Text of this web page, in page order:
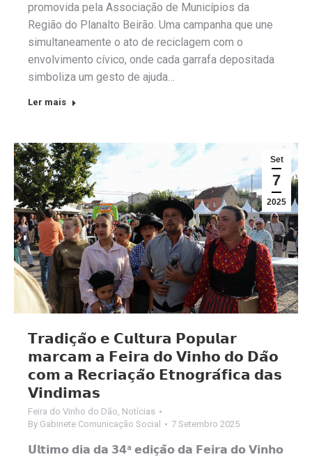
promovida pela Associação de Municípios da
Região do Planalto Beirão. Uma campanha que une
simultaneamente o ato de reciclagem com o
envolvimento cívico, onde cada garrafa depositada
simboliza um gesto de ajuda…
Ler mais
Set
7
2025
𝗧𝗿𝗮𝗱𝗶𝗰̧𝗮̃𝗼 𝗲 𝗖𝘂𝗹𝘁𝘂𝗿𝗮 𝗣𝗼𝗽𝘂𝗹𝗮𝗿
𝗺𝗮𝗿𝗰𝗮𝗺 𝗮 𝗙𝗲𝗶𝗿𝗮 𝗱𝗼 𝗩𝗶𝗻𝗵𝗼 𝗱𝗼 𝗗𝗮̃𝗼
𝗰𝗼𝗺 𝗮 𝗥𝗲𝗰𝗿𝗶𝗮𝗰̧𝗮̃𝗼 𝗘𝘁𝗻𝗼𝗴𝗿𝗮́𝗳𝗶𝗰𝗮 𝗱𝗮𝘀
𝗩𝗶𝗻𝗱𝗶𝗺𝗮𝘀
Feira do Vinho do Dão Notícias
By Gabinete Comunicação Social 7 Setembro 2025
𝗨́𝗹𝘁𝗶𝗺𝗼 𝗱𝗶𝗮 𝗱𝗮 𝟯𝟰ª 𝗲𝗱𝗶𝗰̧𝗮̃𝗼 𝗱𝗮 𝗙𝗲𝗶𝗿𝗮 𝗱𝗼 𝗩𝗶𝗻𝗵𝗼